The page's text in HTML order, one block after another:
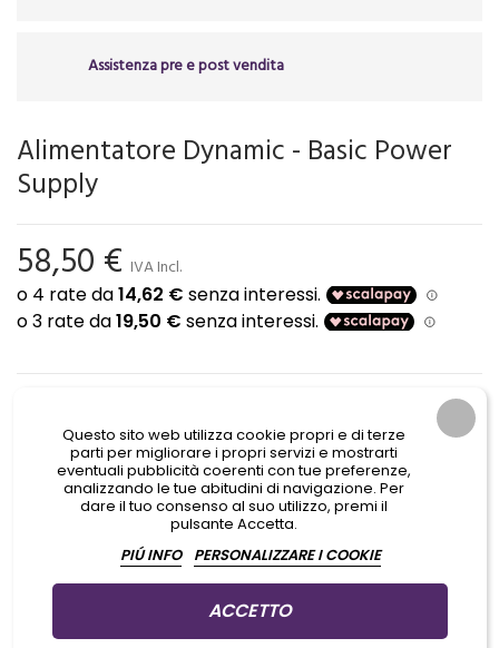
Assistenza pre e post vendita
Alimentatore Dynamic - Basic Power
Supply
58,50 € IVA Incl.
Utile per chi ha necessità di un alimentatore facile da
spostare
Il Voltaggio si regola tramite la rotazione dell’indicatore
Questo sito web utilizza cookie propri e di terze
parti per migliorare i propri servizi e mostrarti
eventuali pubblicità coerenti con tue preferenze,
analizzando le tue abitudini di navigazione. Per
dare il tuo consenso al suo utilizzo, premi il
pulsante Accetta.
PIÚ INFO
PERSONALIZZARE I COOKIE
ACCETTO